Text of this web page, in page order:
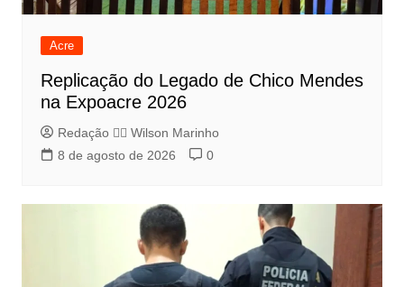
Acre
Replicação do Legado de Chico Mendes
na Expoacre 2026
Redação 👨‍⚖️​ Wilson Marinho
8 de agosto de 2026
0